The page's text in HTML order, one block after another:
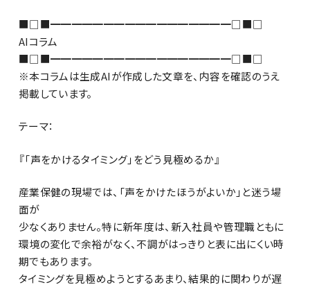
■□■━━━━━━━━━━━━━━━━━□■□
AIコラム
■□■━━━━━━━━━━━━━━━━━□■□
※本コラムは生成AIが作成した文章を、内容を確認のうえ
掲載しています。
テーマ：
『「声をかけるタイミング」をどう見極めるか』
産業保健の現場では、「声をかけたほうがよいか」と迷う場
面が
少なくありません。特に新年度は、新入社員や管理職ともに
環境の変化で余裕がなく、不調がはっきりと表に出にくい時
期でもあります。
タイミングを見極めようとするあまり、結果的に関わりが遅